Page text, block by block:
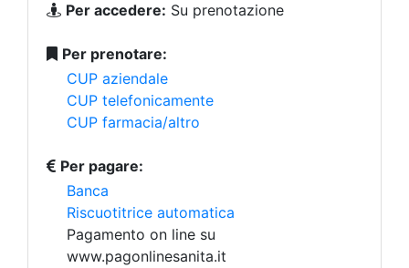
Per accedere: Su prenotazione
Per prenotare:
CUP aziendale
CUP telefonicamente
CUP farmacia/altro
Per pagare:
Banca
Riscuotitrice automatica
Pagamento on line su
www.pagonlinesanita.it